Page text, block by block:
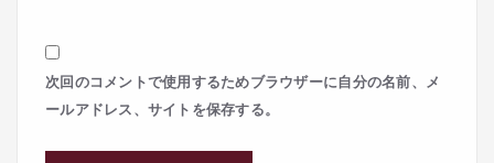
次回のコメントで使用するためブラウザーに自分の名前、メ
ールアドレス、サイトを保存する。